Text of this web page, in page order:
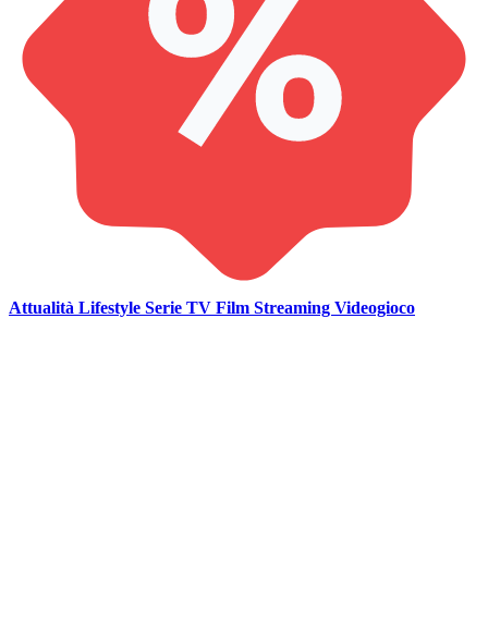
Attualità Lifestyle Serie TV Film Streaming Videogioco